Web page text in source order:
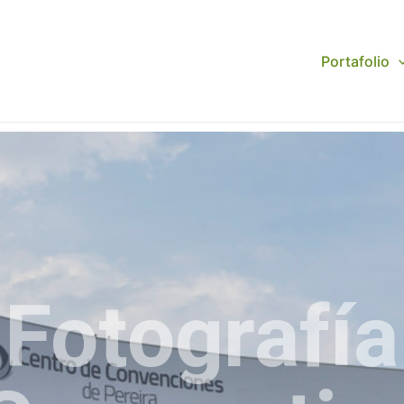
Portafolio
Fotografía